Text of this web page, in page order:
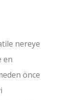
nereye
en
önce